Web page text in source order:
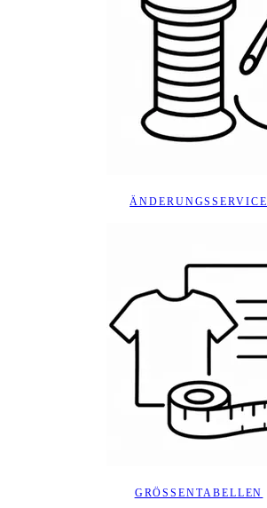
ÄNDERUNGSSERVICE
GRÖSSENTABELLEN